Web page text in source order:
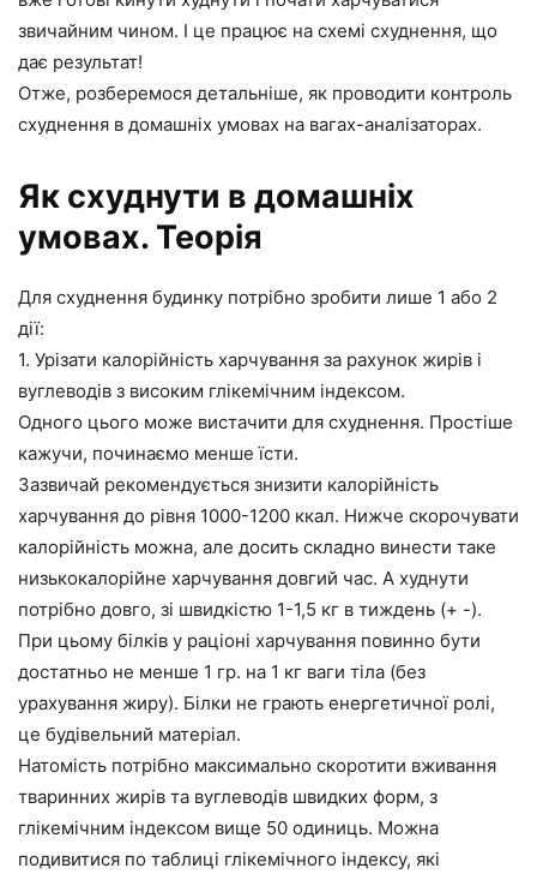
звичайним чином. І це працює на схемі схуднення, що
дає результат!
Отже, розберемося детальніше, як проводити контроль
схуднення в домашніх умовах на вагах-аналізаторах.
Як схуднути в домашніх
умовах. Теорія
Для схуднення будинку потрібно зробити лише 1 або 2
дії:
1. Урізати калорійність харчування за рахунок жирів і
вуглеводів з високим глікемічним індексом.
Одного цього може вистачити для схуднення. Простіше
кажучи, починаємо менше їсти.
Зазвичай рекомендується знизити калорійність
харчування до рівня 1000-1200 ккал. Нижче скорочувати
калорійність можна, але досить складно винести таке
низькокалорійне харчування довгий час. А худнути
потрібно довго, зі швидкістю 1-1,5 кг в тиждень (+ -).
При цьому білків у раціоні харчування повинно бути
достатньо не менше 1 гр. на 1 кг ваги тіла (без
урахування жиру). Білки не грають енергетичної ролі,
це будівельний матеріал.
Натомість потрібно максимально скоротити вживання
тваринних жирів та вуглеводів швидких форм, з
глікемічним індексом вище 50 одиниць. Можна
подивитися по таблиці глікемічного індексу, які